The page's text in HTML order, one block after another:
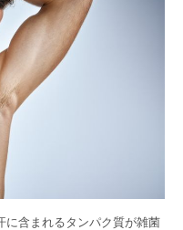
に含まれるタンパク質が雑菌